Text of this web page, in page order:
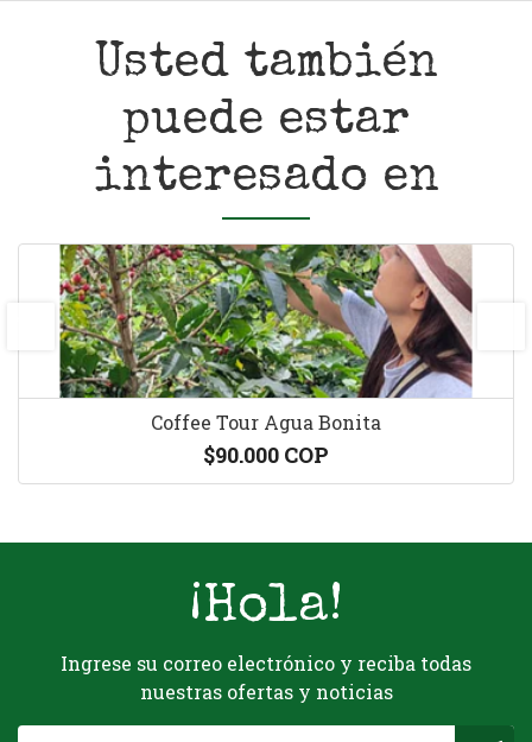
Usted también
puede estar
interesado en
Coffee Tour Agua Bonita
$90.000 COP
¡Hola!
Ingrese su correo electrónico y reciba todas
nuestras ofertas y noticias